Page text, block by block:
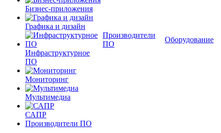
Бизнес-приложения
Графика и дизайн
Инфраструктурное
ПО
Мониторинг
Мультимедиа
САПР
Производители ПО
Производители
ПО
Оборудование